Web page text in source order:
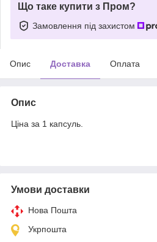
Що таке купити з Пром?
Замовлення під захистом
Опис Доставка Оплата
Опис
Ціна за 1 капсуль.
Умови доставки
Нова Пошта
Укрпошта